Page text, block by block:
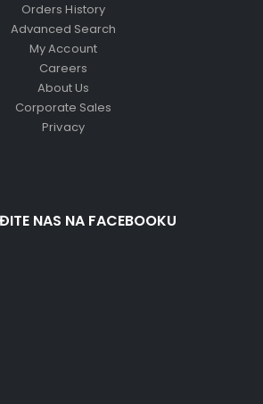
Orders History
Advanced Search
My Account
Careers
About Us
Corporate Sales
Privacy
NAS NA FACEBOOKU